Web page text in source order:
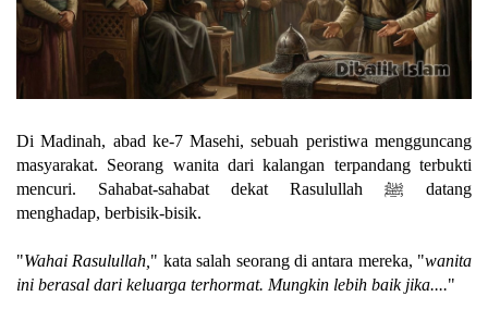
Di Madinah, abad ke-7 Masehi, sebuah peristiwa mengguncang
masyarakat. Seorang wanita dari kalangan terpandang terbukti
mencuri. Sahabat-sahabat dekat Rasulullah ﷺ datang
menghadap, berbisik-bisik.
"Wahai Rasulullah, " kata salah seorang di antara mereka, "wanita
ini berasal dari keluarga terhormat. Mungkin lebih baik jika...."